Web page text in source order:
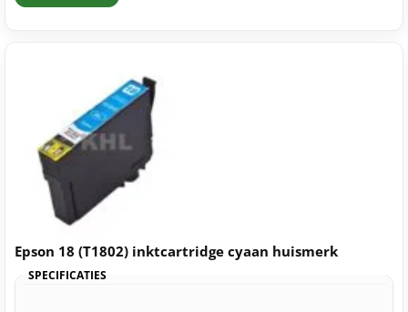
Epson 18 (T1802) inktcartridge cyaan huismerk
SPECIFICATIES